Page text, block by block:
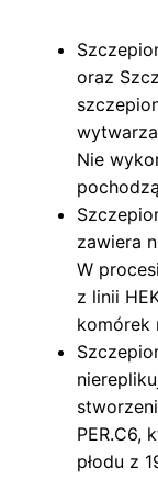
oraz
Nie
zawiera
W
z linii
komórek
PER.C6,
płodu z